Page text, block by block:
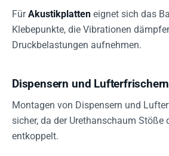
FürAkustikplatten eignet sich das
Klebepunkte, die Vibrationen
Druckbelastungen aufnehmen.
Dispensern und Lufterfrischern
Montagen von Dispensern und
sicher, da der Urethanschaum
entkoppelt.